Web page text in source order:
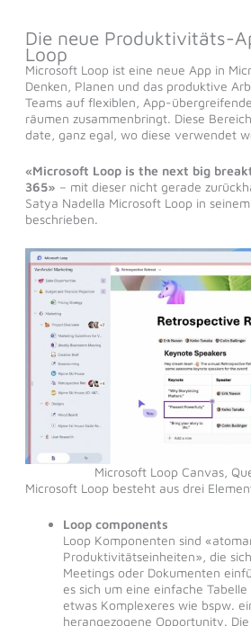
Die neue Produktivitäts-
Loop
Microsoft Loop ist eine neue App in
Denken, Planen und das produktive
Teams auf flexiblen, App-
räumen zusammenbringt. Diese
date, ganz egal, wo diese verwendet
«Microsoft Loop is the next big
365» – mit dieser nicht gerade
Satya Nadella Microsoft Loop in
beschrieben.
Microsoft Loop Canvas,
Microsoft Loop besteht aus drei
Loop components
Loop Komponenten sind
Produktivitätseinheiten», die
Meetings oder Dokumenten
es sich um eine einfache
etwas Komplexeres wie bspw.
herangezogene Opportunity.